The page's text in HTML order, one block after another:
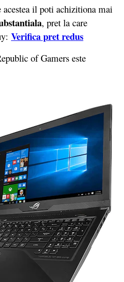
il poti achizitiona mai
, pret la care
Verifica pret redus
of Gamers este